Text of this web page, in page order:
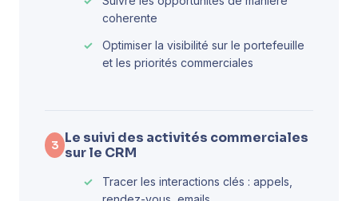
coherente
Optimiser la visibilité sur le portefeuille
et les priorités commerciales
3 Le suivi des activités commerciales
sur le CRM
Tracer les interactions clés : appels,